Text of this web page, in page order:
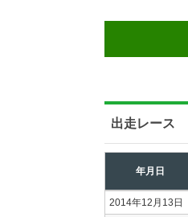
出走レース
年月日
2014年12月13日